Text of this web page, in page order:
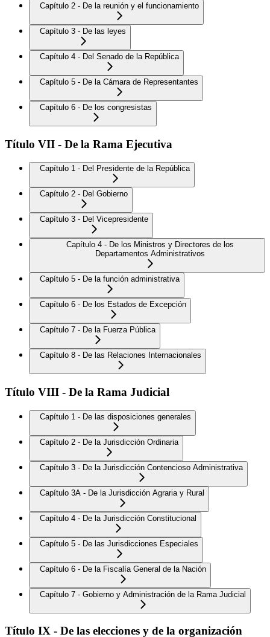
Capítulo 2 - De la reunión y el funcionamiento
Capítulo 3 - De las leyes
Capítulo 4 - Del Senado de la República
Capítulo 5 - De la Cámara de Representantes
Capítulo 6 - De los congresistas
Título VII - De la Rama Ejecutiva
Capítulo 1 - Del Presidente de la República
Capítulo 2 - Del Gobierno
Capítulo 3 - Del Vicepresidente
Capítulo 4 - De los Ministros y Directores de los
Departamentos Administrativos
Capítulo 5 - De la función administrativa
Capítulo 6 - De los Estados de Excepción
Capítulo 7 - De la Fuerza Pública
Capítulo 8 - De las Relaciones Internacionales
Título VIII - De la Rama Judicial
Capítulo 1 - De las disposiciones generales
Capítulo 2 - De la Jurisdicción Ordinaria
Capítulo 3 - De la Jurisdicción Contencioso Administrativa
Capítulo 3A - De la Jurisdicción Agraria y Rural
Capítulo 4 - De la Jurisdicción Constitucional
Capítulo 5 - De las Jurisdicciones Especiales
Capítulo 6 - De la Fiscalía General de la Nación
Capítulo 7 - Gobierno y Administración de la Rama Judicial
Título IX - De las elecciones y de la organización